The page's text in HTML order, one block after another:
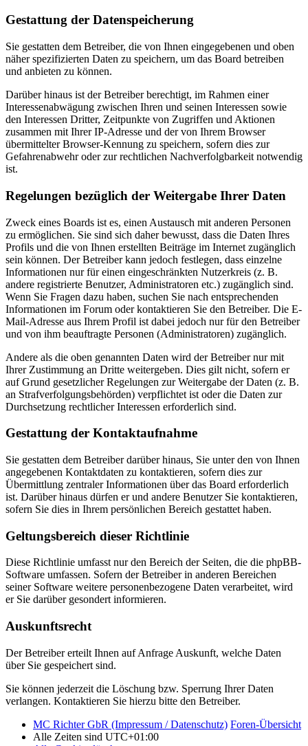
Gestattung der Datenspeicherung
Sie gestatten dem Betreiber, die von Ihnen eingegebenen und oben
näher spezifizierten Daten zu speichern, um das Board betreiben
und anbieten zu können.
Darüber hinaus ist der Betreiber berechtigt, im Rahmen einer
Interessenabwägung zwischen Ihren und seinen Interessen sowie
den Interessen Dritter, Zeitpunkte von Zugriffen und Aktionen
zusammen mit Ihrer IP-Adresse und der von Ihrem Browser
übermittelter Browser-Kennung zu speichern, sofern dies zur
Gefahrenabwehr oder zur rechtlichen Nachverfolgbarkeit notwendig
ist.
Regelungen bezüglich der Weitergabe Ihrer Daten
Zweck eines Boards ist es, einen Austausch mit anderen Personen
zu ermöglichen. Sie sind sich daher bewusst, dass die Daten Ihres
Profils und die von Ihnen erstellten Beiträge im Internet zugänglich
sein können. Der Betreiber kann jedoch festlegen, dass einzelne
Informationen nur für einen eingeschränkten Nutzerkreis (z. B.
andere registrierte Benutzer, Administratoren etc.) zugänglich sind.
Wenn Sie Fragen dazu haben, suchen Sie nach entsprechenden
Informationen im Forum oder kontaktieren Sie den Betreiber. Die E-
Mail-Adresse aus Ihrem Profil ist dabei jedoch nur für den Betreiber
und von ihm beauftragte Personen (Administratoren) zugänglich.
Andere als die oben genannten Daten wird der Betreiber nur mit
Ihrer Zustimmung an Dritte weitergeben. Dies gilt nicht, sofern er
auf Grund gesetzlicher Regelungen zur Weitergabe der Daten (z. B.
an Strafverfolgungsbehörden) verpflichtet ist oder die Daten zur
Durchsetzung rechtlicher Interessen erforderlich sind.
Gestattung der Kontaktaufnahme
Sie gestatten dem Betreiber darüber hinaus, Sie unter den von Ihnen
angegebenen Kontaktdaten zu kontaktieren, sofern dies zur
Übermittlung zentraler Informationen über das Board erforderlich
ist. Darüber hinaus dürfen er und andere Benutzer Sie kontaktieren,
sofern Sie dies in Ihrem persönlichen Bereich gestattet haben.
Geltungsbereich dieser Richtlinie
Diese Richtlinie umfasst nur den Bereich der Seiten, die die phpBB-
Software umfassen. Sofern der Betreiber in anderen Bereichen
seiner Software weitere personenbezogene Daten verarbeitet, wird
er Sie darüber gesondert informieren.
Auskunftsrecht
Der Betreiber erteilt Ihnen auf Anfrage Auskunft, welche Daten
über Sie gespeichert sind.
Sie können jederzeit die Löschung bzw. Sperrung Ihrer Daten
verlangen. Kontaktieren Sie hierzu bitte den Betreiber.
MC Richter GbR (Impressum / Datenschutz) Foren-Übersicht
Alle Zeiten sind UTC+01:00